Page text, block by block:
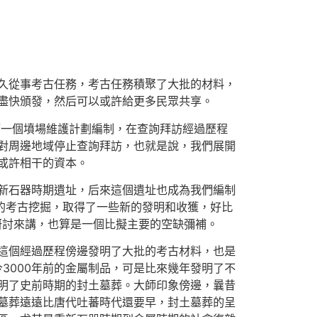
事考古任務，考古任務積聚了大批的材料，
頒發，然后可以或許給更多民眾共享。
個墳場維護計劃編制，在查詢拜訪經過歷程
周邊地域停止查詢拜訪，也就是說，我們展開
許相干的資本。
器時期遺址，后來這個遺址也成為我們編制
古挖掘，取得了一些新的發明和收獲，好比
來講，也算是一個比擬主要的空缺彌補。
個經過歷程傍邊發明了大批的考古材料，也是
年前的金屬制品，可是比來幾年發明了不
了史前時期的封土墓葬。大師印象傍邊，曩昔
遠遠比唐代吐蕃時代還要早，封土墓葬的呈